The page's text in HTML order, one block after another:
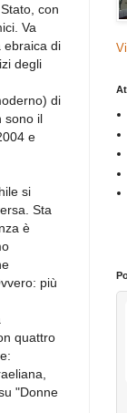
con
Va
ebraica di
degli
di
sono il
e
si
Sta
è
più
quattro
"Donne